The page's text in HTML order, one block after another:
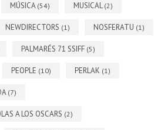
MÚSICA (54) MUSICAL(2)
NEWDIRECTORS (1) NOSFERATU (1)
PALMARÉS 71 SSIFF (5)
PEOPLE (10) PERLAK (1)
(7)
A LOS OSCARS (2)